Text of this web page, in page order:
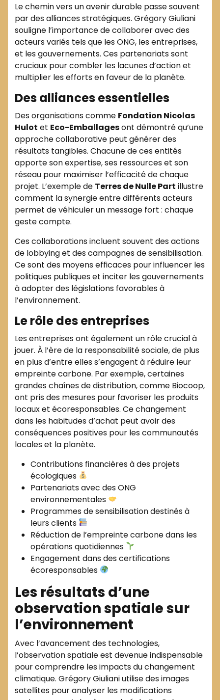
Le chemin vers un avenir durable passe souvent
par des alliances stratégiques. Grégory Giuliani
souligne l’importance de collaborer avec des
acteurs variés tels que les ONG, les entreprises,
et les gouvernements. Ces partenariats sont
cruciaux pour combler les lacunes d’action et
multiplier les efforts en faveur de la planète.
Des alliances essentielles
Des organisations comme Fondation Nicolas
Hulot et Eco-Emballagesont démontré qu’une
approche collaborative peut générer des
résultats tangibles. Chacune de ces entités
apporte son expertise, ses ressources et son
réseau pour maximiser l’efficacité de chaque
projet. L’exemple de Terres de Nulle Part illustre
comment la synergie entre différents acteurs
permet de véhiculer un message fort : chaque
geste compte.
Ces collaborations incluent souvent des actions
de lobbying et des campagnes de sensibilisation.
Ce sont des moyens efficaces pour influencer les
politiques publiques et inciter les gouvernements
à adopter des législations favorables à
l’environnement.
Le rôle des entreprises
Les entreprises ont également un rôle crucial à
jouer. À l’ère de la responsabilité sociale, de plus
en plus d’entre elles s’engagent à réduire leur
empreinte carbone. Par exemple, certaines
grandes chaînes de distribution, comme Biocoop,
ont pris des mesures pour favoriser les produits
locaux et écoresponsables. Ce changement
dans les habitudes d’achat peut avoir des
conséquences positives pour les communautés
locales et la planète.
Contributions financières à des projets
écologiques
Partenariats avec des ONG
environnementales
Programmes de sensibilisation destinés à
leurs clients
Réduction de l’empreinte carbone dans les
opérations quotidiennes
Engagement dans des certifications
écoresponsables
Les résultats d’une
observation spatiale sur
l’environnement
Avec l’avancement des technologies,
l’observation spatiale est devenue indispensable
pour comprendre les impacts du changement
climatique. Grégory Giuliani utilise des images
satellites pour analyser les modifications